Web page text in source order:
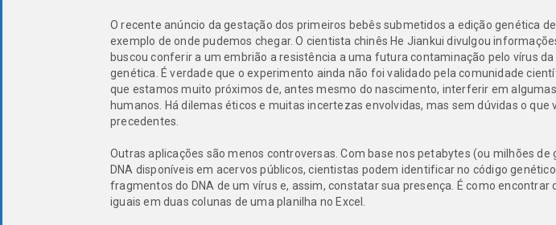
O recente anúncio da gestação dos primeiros bebês submetidos a edição genética
exemplo de onde pudemos chegar. O cientista chinês He Jiankui divulgou
buscou conferir a um embrião a resistência a uma futura contaminação pelo vírus
genética. É verdade que o experimento ainda não foi validado pela comunidade
que estamos muito próximos de, antes mesmo do nascimento, interferir em
humanos. Há dilemas éticos e muitas incertezas envolvidas, mas sem dúvidas o que
precedentes.
Outras aplicações são menos controversas. Com base nos petabytes (ou milhões de
DNA disponíveis em acervos públicos, cientistas podem identificar no código
fragmentos do DNA de um vírus e, assim, constatar sua presença. É como encontrar
iguais em duas colunas de uma planilha no Excel.